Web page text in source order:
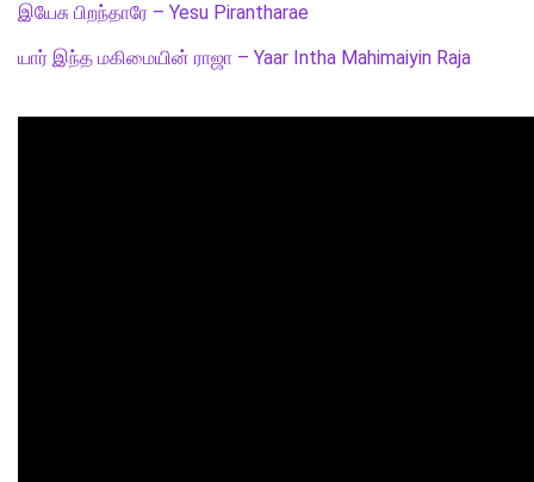
இயேசு பிறந்தாரே – Yesu Pirantharae
யார் இந்த மகிமையின் ராஜா – Yaar Intha Mahimaiyin Raja